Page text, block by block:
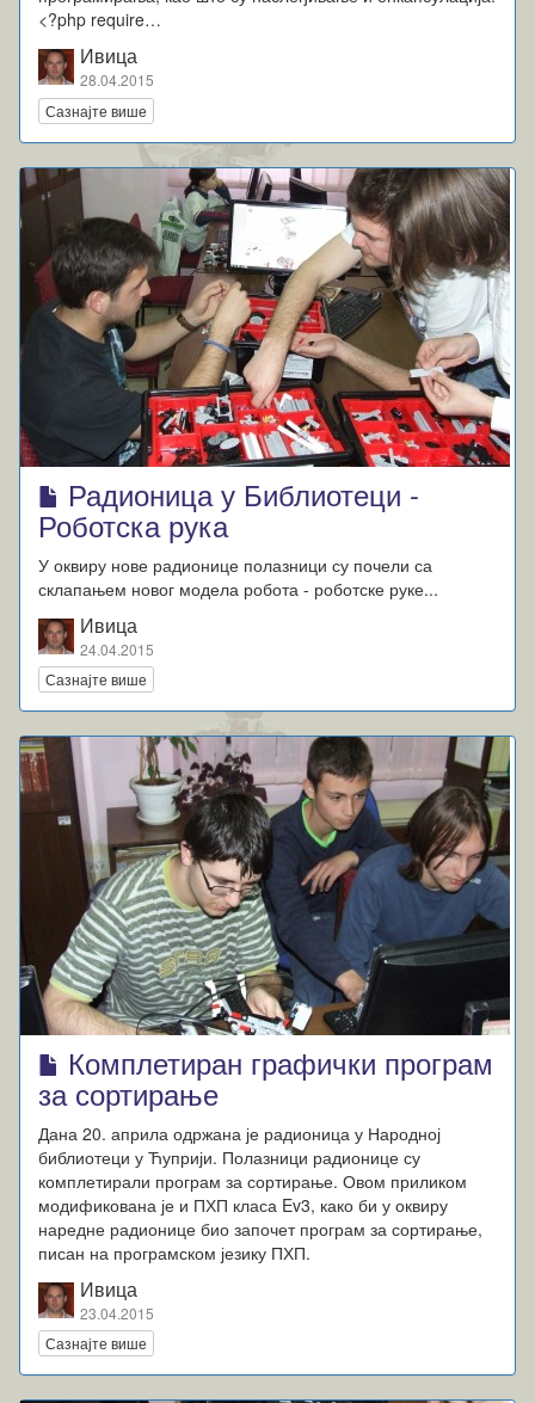
<?php require…
Ивица
28.04.2015
Сазнајте више
Радионица у Библиотеци -
Роботска рука
У оквиру нове радионице полазници су почели са
склапањем новог модела робота - роботске руке...
Ивица
24.04.2015
Сазнајте више
Комплетиран графички програм
за сортирање
Дана 20. априла одржана је радионица у Народној
библиотеци у Ћуприји. Полазници радионице су
комплетирали програм за сортирање. Овом приликом
модификована је и ПХП класа Ev3, како би у оквиру
наредне радионице био започет програм за сортирање,
писан на програмском језику ПХП.
Ивица
23.04.2015
Сазнајте више